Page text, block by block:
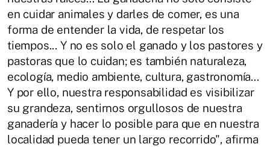
en cuidar animales y darles de comer, es una
forma de entender la vida, de respetar los
tiempos... Y no es solo el ganado y los pastores y
pastoras que lo cuidan; es también naturaleza,
ecología, medio ambiente, cultura, gastronomía...
Y por ello, nuestra responsabilidad es visibilizar
su grandeza, sentirnos orgullosos de nuestra
ganadería y hacer lo posible para que en nuestra
localidad pueda tener un largo recorrido", afirma